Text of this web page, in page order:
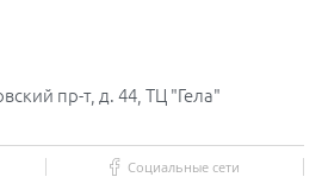
пр-т, д. 44, ТЦ "Гела"
Социальные сети